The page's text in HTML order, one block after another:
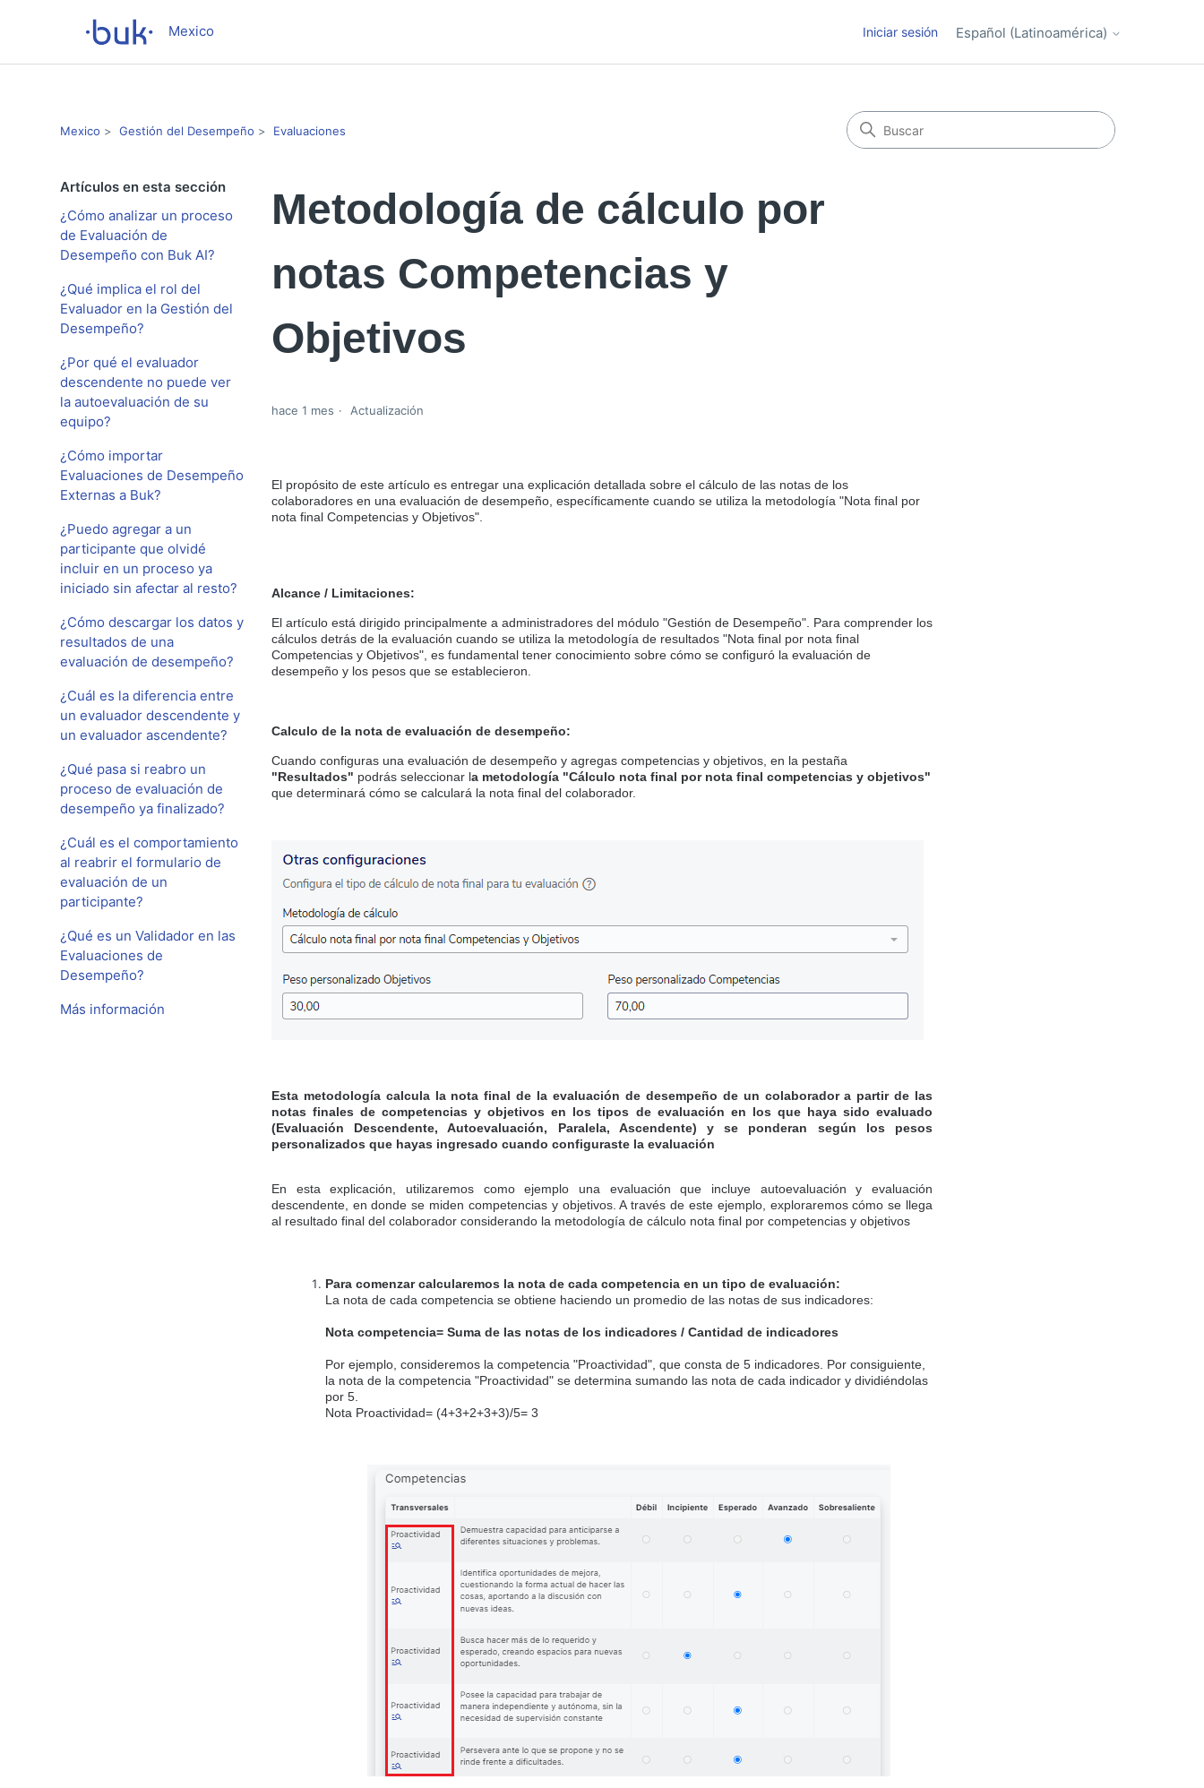
Mexico Iniciar sesión Español (Latinoamérica)
Mexico Gestión del Desempeño Evaluaciones
Artículos en esta sección
¿Cómo analizar un proceso
de Evaluación de
Desempeño con Buk AI?
¿Qué implica el rol del
Evaluador en la Gestión del
Desempeño?
¿Por qué el evaluador
descendente no puede ver
la autoevaluación de su
equipo?
¿Cómo importar
Evaluaciones de Desempeño
Externas a Buk?
¿Puedo agregar a un
participante que olvidé
incluir en un proceso ya
iniciado sin afectar al resto?
¿Cómo descargar los datos y
resultados de una
evaluación de desempeño?
¿Cuál es la diferencia entre
un evaluador descendente y
un evaluador ascendente?
¿Qué pasa si reabro un
proceso de evaluación de
desempeño ya finalizado?
¿Cuál es el comportamiento
al reabrir el formulario de
evaluación de un
participante?
¿Qué es un Validador en las
Evaluaciones de
Desempeño?
Más información
Metodología de cálculo por
notas Competencias y
Objetivos
hace 1 mes Actualización
El propósito de este artículo es entregar una explicación detallada sobre el cálculo de las notas de los
colaboradores en una evaluación de desempeño, específicamente cuando se utiliza la metodología "Nota final por
nota final Competencias y Objetivos".
Alcance / Limitaciones:
El artículo está dirigido principalmente a administradores del módulo "Gestión de Desempeño". Para comprender los
cálculos detrás de la evaluación cuando se utiliza la metodología de resultados "Nota final por nota final
Competencias y Objetivos", es fundamental tener conocimiento sobre cómo se configuró la evaluación de
desempeño y los pesos que se establecieron.
Calculo de la nota de evaluación de desempeño:
Cuando configuras una evaluación de desempeño y agregas competencias y objetivos, en la pestaña
"Resultados" podrás seleccionar la metodología "Cálculo nota final por nota final competencias y objetivos"
que determinará cómo se calculará la nota final del colaborador.
Esta metodología calcula la nota final de la evaluación de desempeño de un colaborador a partir de las
notas finales de competencias y objetivos en los tipos de evaluación en los que haya sido evaluado
(Evaluación Descendente, Autoevaluación, Paralela, Ascendente) y se ponderan según los pesos
personalizados que hayas ingresado cuando configuraste la evaluación
En esta explicación, utilizaremos como ejemplo una evaluación que incluye autoevaluación y evaluación
descendente, en donde se miden competencias y objetivos. A través de este ejemplo, exploraremos cómo se llega
al resultado final del colaborador considerando la metodología de cálculo nota final por competencias y objetivos
Para comenzar calcularemos la nota de cada competencia en un tipo de evaluación:
La nota de cada competencia se obtiene haciendo un promedio de las notas de sus indicadores:
Nota competencia= Suma de las notas de los indicadores / Cantidad de indicadores
Por ejemplo, consideremos la competencia "Proactividad", que consta de 5 indicadores. Por consiguiente,
la nota de la competencia "Proactividad" se determina sumando las nota de cada indicador y dividiéndolas
por 5.
Nota Proactividad= (4+3+2+3+3)/5= 3